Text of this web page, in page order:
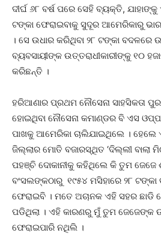
ଦୀର୍ଘ ୬୮ ବର୍ଷ ପରେ ସେହି ବ୍ୟକ୍ତି, ଯାହାଙ୍କୁ
ଟଙ୍କା ଫେରାଇବାକୁ ସୁଦୂର ଆମେରିକାରୁ
। ସେ ଉଧାର କରିଥିବା ୨୮ ଟଙ୍କା ବଦଳରେ
ବ୍ୟବସାୟୀଙ୍କ ଉତ୍ତରାଧୀକାରୀଙ୍କୁ ୧୦
କରିଛନ୍ତି ।
ହରିଆଣାର ପ୍ରଥମ ନୌସେନା ସାହସିକତା
ହୋଇଥିବା ନୌସେନା କମାଣ୍ଡର ବି ଏସ
ପାଖକୁ ଆମେରିକା ଚାଲିଯାଇଥିଲେ । ହେଲେ
ଜିଲ୍ଲାର ମୋତି ବଜାରସ୍ଥିତ ‘ଦିଲ୍ଲୀ ବାଲା
ପହଞ୍ଚି ଦୋକାନୀକୁ କହିଥିଲେ କି ତୁମ
ବଂସଲଙ୍କଠାରୁ ୧୯୫୪ ମସିହାରେ ୨୮ ଟଙ୍କା
ଫେରାଇବି । ମତେ ଅଚାନକ ଏହି ସହର ଛାଡି
ପଡିଥିଲା । ଏହି କାରଣରୁ ମୁଁ ତୁମ ଜେଜେଙ୍କ
ଫେରାଇପାରି ନଥିଲି ।